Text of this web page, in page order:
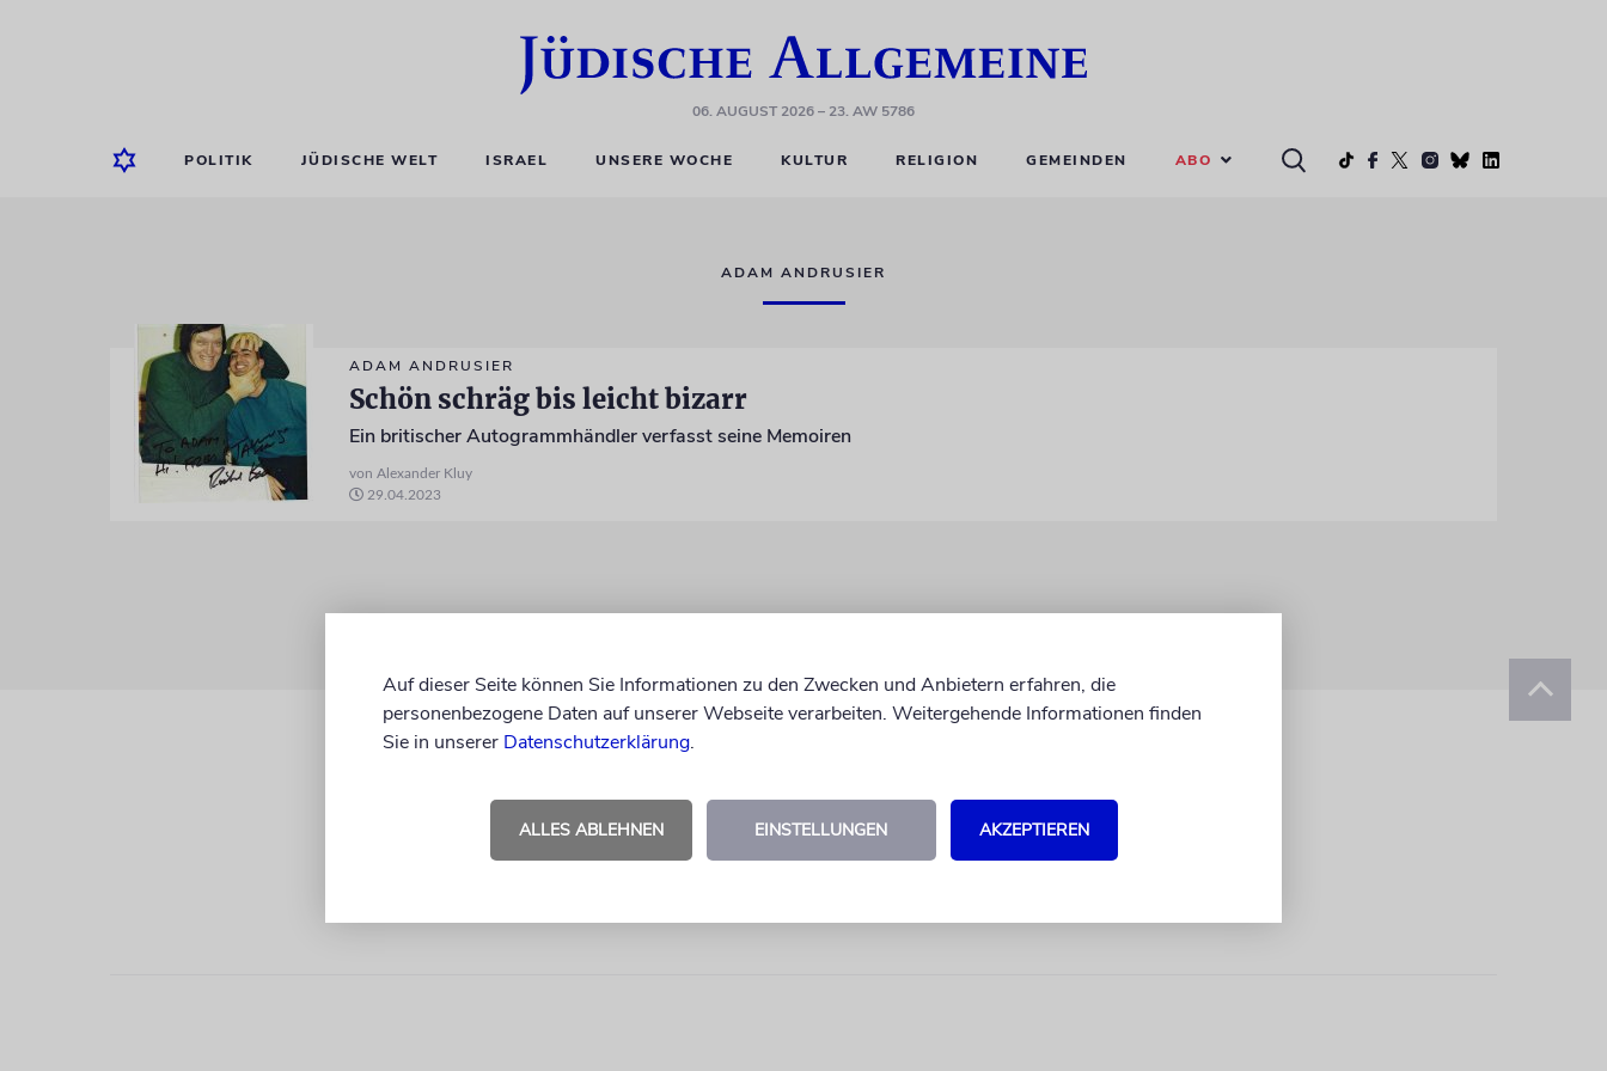
06. AUGUST 2026– 23. AW 5786
POLITIK JÜDISCHE WELT ISRAEL UNSERE WOCHE KULTUR RELIGION GEMEINDEN ABO
ADAM ANDRUSIER
ADAM ANDRUSIER
Schön schräg bis leicht bizarr
Ein britischer Autogrammhändler verfasst seine Memoiren
von Alexander Kluy
29.04.2023
Auf dieser Seite können Sie Informationen zu den Zwecken und Anbietern erfahren, die
personenbezogene Daten auf unserer Webseite verarbeiten. Weitergehende Informationen finden
Sie in unserer Datenschutzerklärung.
ALLES ABLEHNEN EINSTELLUNGEN AKZEPTIEREN